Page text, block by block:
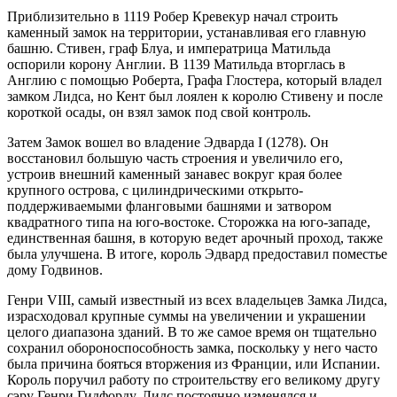
Приблизительно в 1119 Робер Кревекур начал строить
каменный замок на территории, устанавливая его главную
башню. Стивен, граф Блуа, и императрица Матильда
оспорили корону Англии. В 1139 Матильда вторглась в
Англию с помощью Роберта, Графа Глостера, который владел
замком Лидса, но Кент был лоялен к королю Стивену и после
короткой осады, он взял замок под свой контроль.
Затем Замок вошел во владение Эдварда I (1278). Он
восстановил большую часть строения и увеличило его,
устроив внешний каменный занавес вокруг края более
крупного острова, с цилиндрическими открыто-
поддерживаемыми фланговыми башнями и затвором
квадратного типа на юго-востоке. Сторожка на юго-западе,
единственная башня, в которую ведет арочный проход, также
была улучшена. В итоге, король Эдвард предоставил поместье
дому Годвинов.
Генри VIII, самый известный из всех владельцев Замка Лидса,
израсходовал крупные суммы на увеличении и украшении
целого диапазона зданий. В то же самое время он тщательно
сохранил обороноспособность замка, поскольку у него часто
была причина бояться вторжения из Франции, или Испании.
Король поручил работу по строительству его великому другу